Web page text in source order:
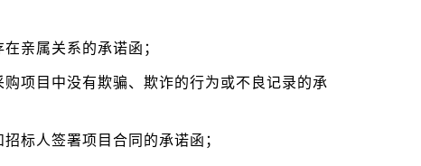
亲属关系的承诺函；
项目中没有欺骗、欺诈的行为或不良记录的承
标人签署项目合同的承诺函；